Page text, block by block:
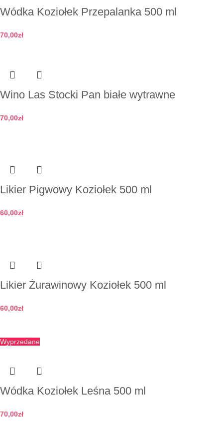
Wódka Koziołek Przepalanka 500 ml
70,00zł
Wino Las Stocki Pan białe wytrawne
70,00zł
Likier Pigwowy Koziołek 500 ml
60,00zł
Likier Żurawinowy Koziołek 500 ml
60,00zł
Wyprzedane
Wódka Koziołek Leśna 500 ml
70,00zł